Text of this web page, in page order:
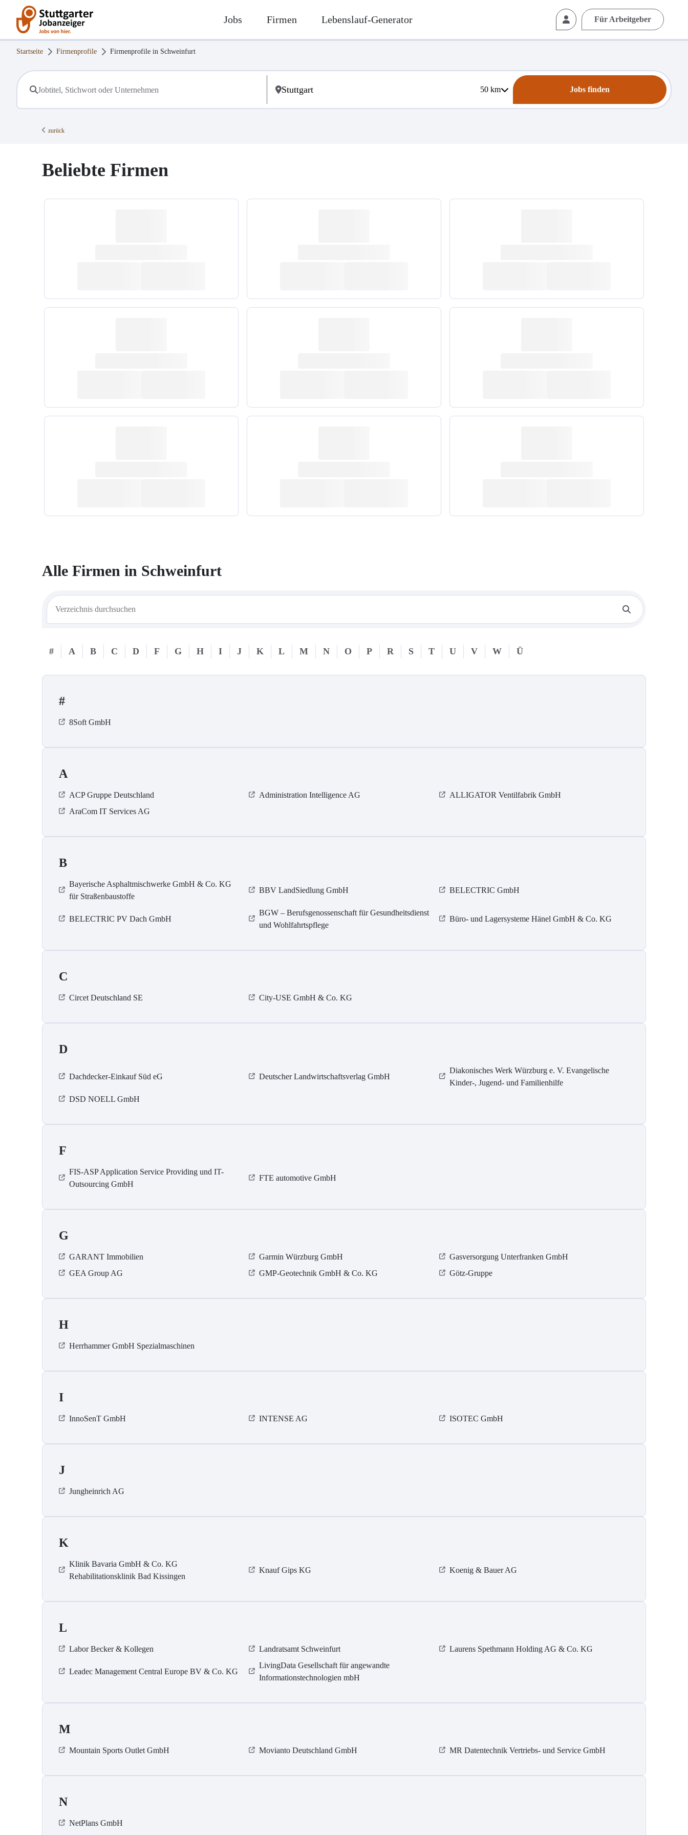
Jobs Firmen Lebenslauf-Generator Für Arbeitgeber
Startseite Firmenprofile Firmenprofile in Schweinfurt
50km Jobs finden
zurück
Beliebte Firmen
Alle Firmen in Schweinfurt
# A B C D F G H I J K L M N O P R S T U V W Ü
#
8Soft GmbH
A
ACP Gruppe Deutschland Administration Intelligence AG
ALLIGATOR Ventilfabrik GmbH
AraCom IT Services AG
B
Bayerische Asphaltmischwerke GmbH & Co. KG
für Straßenbaustoffe
BBV LandSiedlung GmbH BELECTRIC GmbH
BELECTRIC PV Dach GmbH
BGW – Berufsgenossenschaft für Gesundheitsdienst
und Wohlfahrtspflege
Büro- und Lagersysteme Hänel GmbH & Co. KG
C
Circet Deutschland SE City-USE GmbH & Co. KG
D
Dachdecker-Einkauf Süd eG Deutscher Landwirtschaftsverlag GmbH
Diakonisches Werk Würzburg e. V. Evangelische
Kinder-, Jugend- und Familienhilfe
DSD NOELL GmbH
F
FIS-ASP Application Service Providing und IT-
Outsourcing GmbH
FTE automotive GmbH
G
GARANT Immobilien Garmin Würzburg GmbH
Gasversorgung Unterfranken GmbH
GEA Group AG
GMP-Geotechnik GmbH & Co. KG Götz-Gruppe
H
Herrhammer GmbH Spezialmaschinen
I
InnoSenT GmbH INTENSE AG ISOTEC GmbH
J
Jungheinrich AG
K
Klinik Bavaria GmbH & Co. KG
Rehabilitationsklinik Bad Kissingen
Knauf Gips KG Koenig & Bauer AG
L
Labor Becker & Kollegen Landratsamt Schweinfurt Laurens Spethmann Holding AG & Co. KG
Leadec Management Central Europe BV & Co. KG
LivingData Gesellschaft für angewandte
Informationstechnologien mbH
M
Mountain Sports Outlet GmbH Movianto Deutschland GmbH MR Datentechnik Vertriebs- und Service GmbH
N
NetPlans GmbH